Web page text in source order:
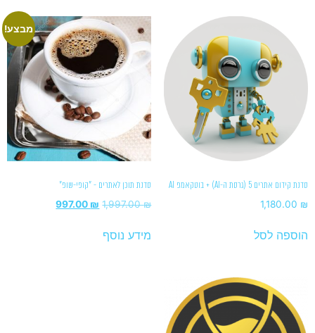
סדנת קידום אתרים 5 (גרסת ה-AI) + בוטקאמפ AI
1,180.00 ₪
הוספה לסל
מבצע!
סדנת תוכן לאתרים - "קופי-שופ"
1,997.00₪
997.00 ₪
מידע נוסף